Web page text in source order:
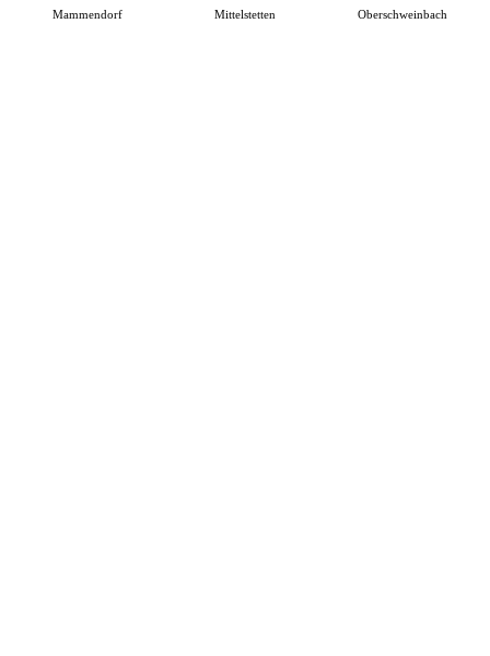
Mammendorf Mittelstetten Oberschweinbach